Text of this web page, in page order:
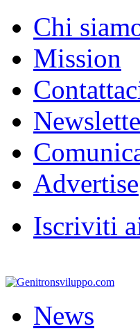
Chi
Mission
Advertise
Iscriviti
News